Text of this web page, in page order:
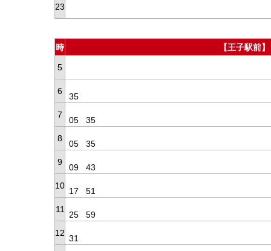
23
時 【王子駅前
5
6
35
7
05
35
8
05
35
9
09
43
10
17
51
11
25
59
12
31